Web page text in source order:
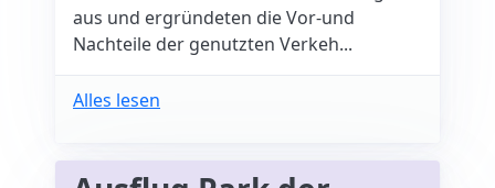
aus und ergründeten die Vor-und
Nachteile der genutzten Verkeh...
Alles lesen